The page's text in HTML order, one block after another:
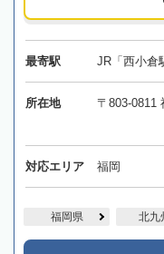
最寄駅 JR「西小倉
所在地 〒803-0811
対応エリア 福岡
福岡県 北九